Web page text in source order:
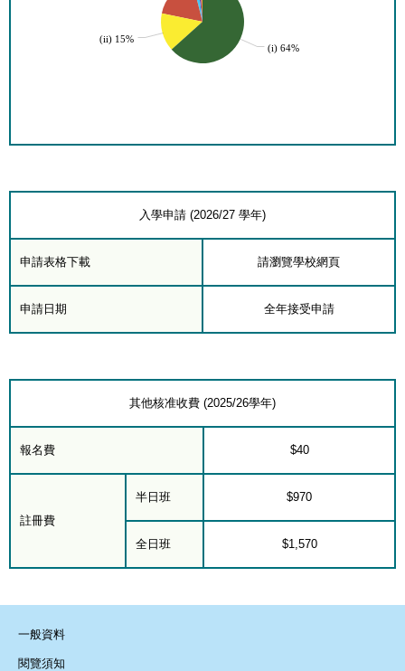
(ii) 15%
(i) 64%
入學申請 (2026/27 學年)
申請表格下載 請瀏覽學校網頁
申請日期 全年接受申請
其他核准收費 (2025/26學年)
報名費 $40
註冊費
半日班 $970
全日班 $1,570
一般資料
閱覽須知